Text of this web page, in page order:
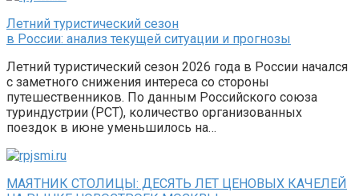
Летний туристический сезон
в России: анализ текущей ситуации и прогнозы
Летний туристический сезон 2026 года в России начался
с заметного снижения интереса со стороны
путешественников. По данным Российского союза
туриндустрии (РСТ), количество организованных
поездок в июне уменьшилось на…
МАЯТНИК СТОЛИЦЫ: ДЕСЯТЬ ЛЕТ ЦЕНОВЫХ КАЧЕЛЕЙ